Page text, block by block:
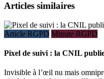
Articles similaires
Article RGPD Minute RGPD
Pixel de suivi : la CNIL
Invisible à l’œil nu mais